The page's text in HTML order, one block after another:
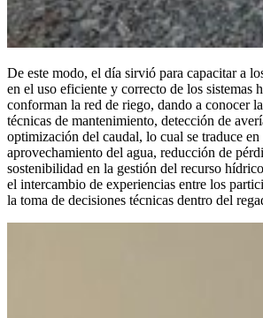
De este modo, el día sirvió para capacitar a
en el uso eficiente y correcto de los sistemas
conforman la red de riego, dando a conocer
técnicas de mantenimiento, detección de
optimización del caudal, lo cual se traduce
aprovechamiento del agua, reducción de
sostenibilidad en la gestión del recurso
el intercambio de experiencias entre los
la toma de decisiones técnicas dentro del